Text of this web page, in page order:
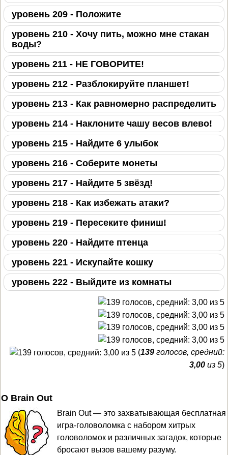
уровень 209 - Положите
уровень 210 - Хочу пить, можно мне стакан
воды?
уровень 211 - НЕ ГОВОРИТЕ!
уровень 212 - Разблокируйте планшет!
уровень 213 - Как равномерно распределить
уровень 214 - Наклоните чашу весов влево!
уровень 215 - Найдите 6 улыбок
уровень 216 - Соберите монеты
уровень 217 - Найдите 5 звёзд!
уровень 218 - Как избежать атаки?
уровень 219 - Пересеките финиш!
уровень 220 - Найдите птенца
уровень 221 - Искупайте кошку
уровень 222 - Выйдите из комнаты
(139 голосов, средний:
3,00 из 5)
О Brain Out
Brain Out — это захватывающая бесплатная
игра-головоломка с набором хитрых
головоломок и различных загадок, которые
бросают вызов вашему разуму.